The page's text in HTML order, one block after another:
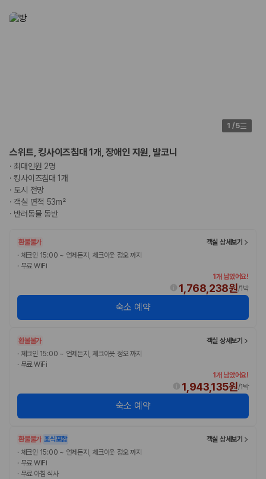
1 /5
스위트, 킹사이즈침대 1개, 장애인 지원, 발코니
· 최대인원 2명
·킹사이즈침대 1개
· 도시 전망
·객실 면적 53m²
· 반려동물 동반
환불불가
객실 상세보기
· 체크인 15:00 ~ 언제든지, 체크아웃 정오 까지
· 무료 WiFi
1개 남았어요!
1,768,238원/1박
숙소 예약
환불불가
객실 상세보기
· 체크인 15:00 ~ 언제든지, 체크아웃 정오 까지
· 무료 WiFi
1개 남았어요!
1,943,135원/1박
숙소 예약
환불불가 조식포함
객실 상세보기
· 체크인 15:00 ~ 언제든지, 체크아웃 정오 까지
· 무료 WiFi
· 무료 아침 식사